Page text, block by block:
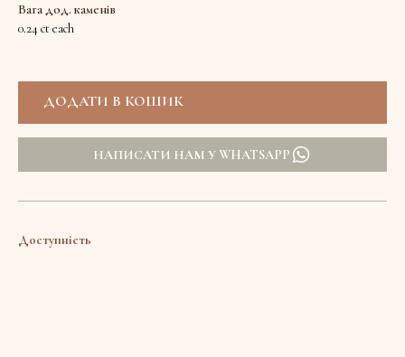
Вага дод. каменів
0.24 ct each
НАПИСАТИ НАМ У WHATSAPP
Доступність